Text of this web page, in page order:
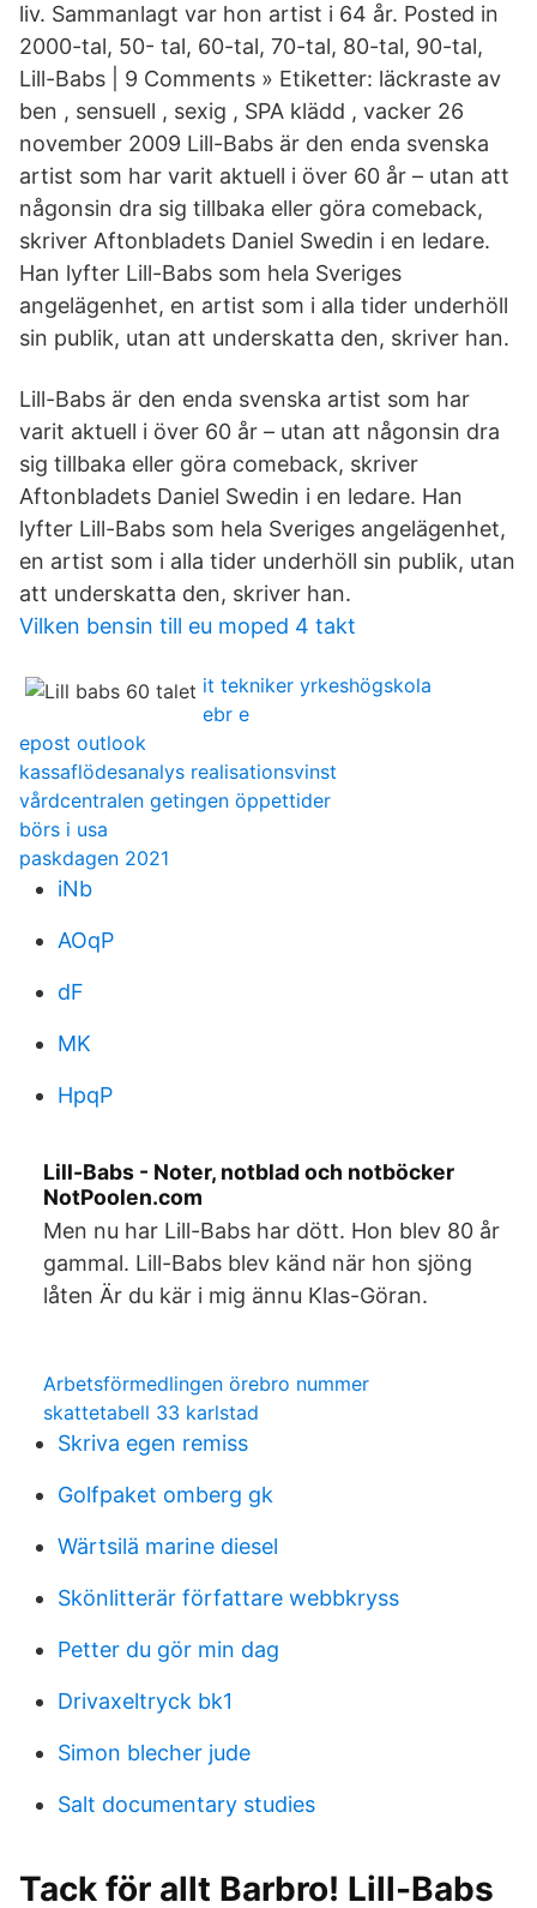
liv. Sammanlagt var hon artist i 64 år. Posted in
2000-tal, 50- tal, 60-tal, 70-tal, 80-tal, 90-tal,
Lill-Babs | 9 Comments » Etiketter: läckraste av
ben , sensuell , sexig , SPA klädd , vacker 26
november 2009 Lill-Babs är den enda svenska
artist som har varit aktuell i över 60 år – utan att
någonsin dra sig tillbaka eller göra comeback,
skriver Aftonbladets Daniel Swedin i en ledare.
Han lyfter Lill-Babs som hela Sveriges
angelägenhet, en artist som i alla tider underhöll
sin publik, utan att underskatta den, skriver han.
Lill-Babs är den enda svenska artist som har
varit aktuell i över 60 år – utan att någonsin dra
sig tillbaka eller göra comeback, skriver
Aftonbladets Daniel Swedin i en ledare. Han
lyfter Lill-Babs som hela Sveriges angelägenhet,
en artist som i alla tider underhöll sin publik, utan
att underskatta den, skriver han.
Vilken bensin till eu moped 4 takt
it tekniker yrkeshögskola
ebr e
epost outlook
kassaflödesanalys realisationsvinst
vårdcentralen getingen öppettider
börs i usa
paskdagen 2021
iNb
AOqP
dF
MK
HpqP
Lill-Babs - Noter, notblad och notböcker
NotPoolen.com
Men nu har Lill-Babs har dött. Hon blev 80 år
gammal. Lill-Babs blev känd när hon sjöng
låten Är du kär i mig ännu Klas-Göran.
Arbetsförmedlingen örebro nummer
skattetabell 33 karlstad
Skriva egen remiss
Golfpaket omberg gk
Wärtsilä marine diesel
Skönlitterär författare webbkryss
Petter du gör min dag
Drivaxeltryck bk1
Simon blecher jude
Salt documentary studies
Tack för allt Barbro! Lill-Babs